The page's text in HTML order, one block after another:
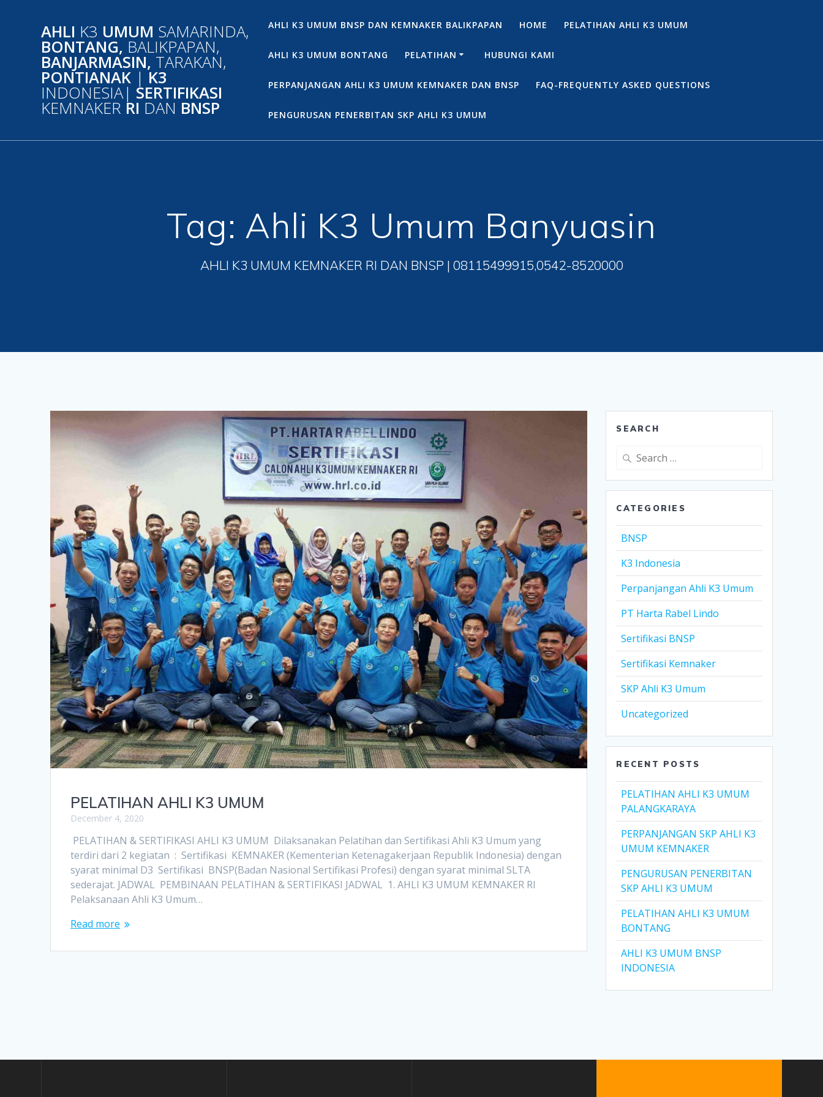
AHLI K3 UMUM SAMARINDA,
BONTANG, BALIKPAPAN,
BANJARMASIN, TARAKAN,
PONTIANAK | K3
INDONESIA| SERTIFIKASI
KEMNAKER RI DAN BNSP
AHLI K3 UMUM BNSP DAN KEMNAKER BALIKPAPAN HOME PELATIHAN AHLI K3 UMUM
AHLI K3 UMUM BONTANG PELATIHAN HUBUNGI KAMI
PERPANJANGAN AHLI K3 UMUM KEMNAKER DAN BNSP FAQ-FREQUENTLY ASKED QUESTIONS
PENGURUSAN PENERBITAN SKP AHLI K3 UMUM
Tag: Ahli K3 Umum Banyuasin
AHLI K3 UMUM KEMNAKER RI DAN BNSP | 08115499915,0542-8520000
PELATIHAN AHLI K3 UMUM
December 4, 2020
PELATIHAN & SERTIFIKASI AHLI K3 UMUM Dilaksanakan Pelatihan dan Sertifikasi Ahli K3 Umum yang
terdiri dari 2 kegiatan : Sertifikasi KEMNAKER (Kementerian Ketenagakerjaan Republik Indonesia) dengan
syarat minimal D3 Sertifikasi BNSP(Badan Nasional Sertifikasi Profesi) dengan syarat minimal SLTA
sederajat. JADWAL PEMBINAAN PELATIHAN & SERTIFIKASI JADWAL 1. AHLI K3 UMUM KEMNAKER RI
Pelaksanaan Ahli K3 Umum…
Read more
SEARCH
Search
CATEGORIES
BNSP
K3 Indonesia
Perpanjangan Ahli K3 Umum
PT Harta Rabel Lindo
Sertifikasi BNSP
Sertifikasi Kemnaker
SKP Ahli K3 Umum
Uncategorized
RECENT POSTS
PELATIHAN AHLI K3 UMUM
PALANGKARAYA
PERPANJANGAN SKP AHLI K3
UMUM KEMNAKER
PENGURUSAN PENERBITAN
SKP AHLI K3 UMUM
PELATIHAN AHLI K3 UMUM
BONTANG
AHLI K3 UMUM BNSP
INDONESIA